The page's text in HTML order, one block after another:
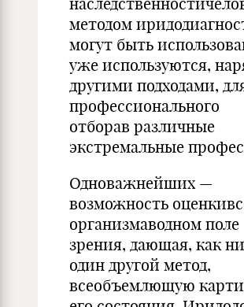
методом
могут быть
уже используются,
другими подходами,
профессионального
отборав различные
экстремальные
Одноважнейших —
возможность
организмаводном поле
зрения, дающая, как ни
один другой метод,
всеобъемлющую